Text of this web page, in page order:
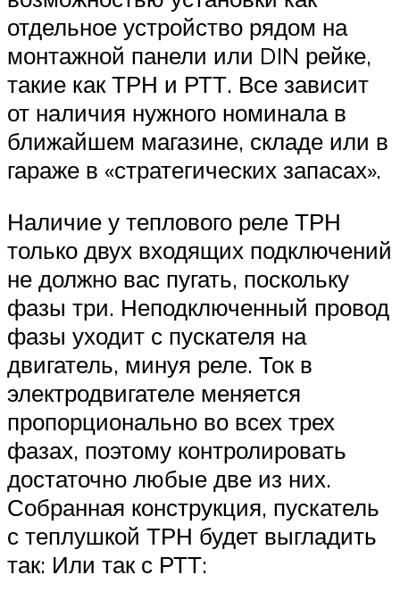
отдельное устройство рядом на
монтажной панели или DIN рейке,
такие как ТРН и РТТ. Все зависит
от наличия нужного номинала в
ближайшем магазине, складе или в
гараже в «стратегических запасах».
Наличие у теплового реле ТРН
только двух входящих подключений
не должно вас пугать, поскольку
фазы три. Неподключенный провод
фазы уходит с пускателя на
двигатель, минуя реле. Ток в
электродвигателе меняется
пропорционально во всех трех
фазах, поэтому контролировать
достаточно любые две из них.
Собранная конструкция, пускатель
с теплушкой ТРН будет выгладить
так: Или так с РТТ: